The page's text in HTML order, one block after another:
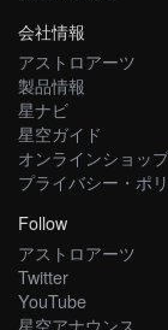
会社情報
アストロアーツ
製品情報
星ナビ
星空ガイド
オンラインショップ
プライバシー・ポ
Follow
アストロアーツ
Twitter
YouTube
星空アナウンス